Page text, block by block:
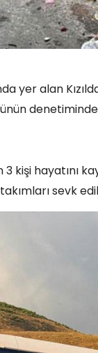
yer alan
kişi hayatını
sevk